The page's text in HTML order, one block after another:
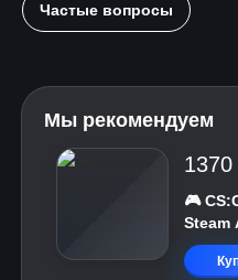
Частые вопросы
Мы рекомендуем
1370
🎮